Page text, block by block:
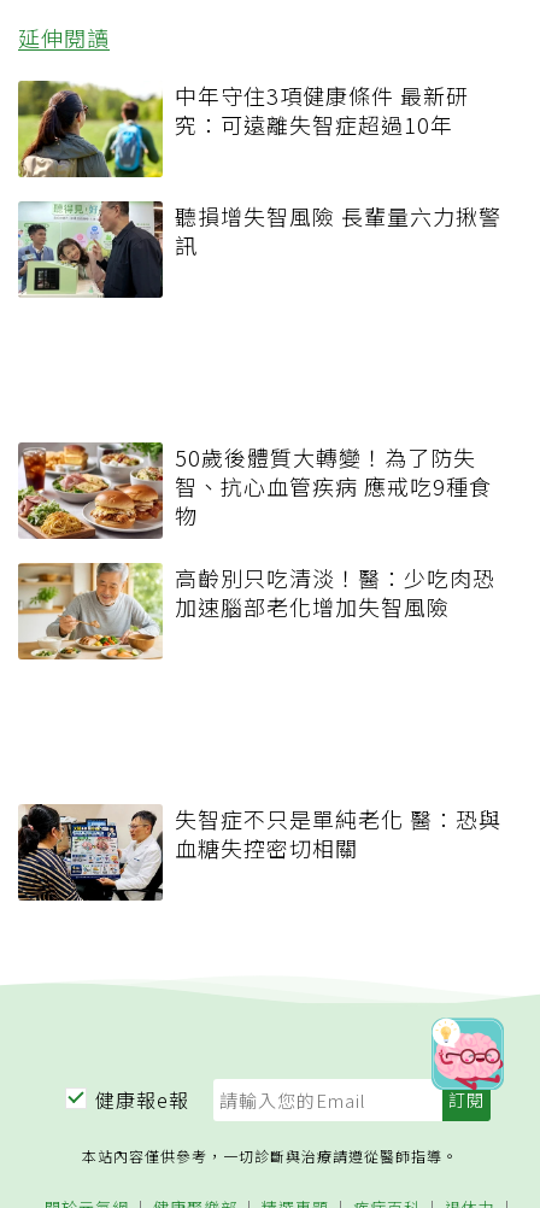
延伸閱讀
中年守住3項健康條件 最新研
究：可遠離失智症超過10年
聽損增失智風險 長輩量六力揪警
訊
50歲後體質大轉變！為了防失
智、抗心血管疾病 應戒吃9種食
物
高齡別只吃清淡！醫：少吃肉恐
加速腦部老化增加失智風險
失智症不只是單純老化 醫：恐與
血糖失控密切相關
健康報e報
本站內容僅供參考，一切診斷與治療請遵從醫師指導。